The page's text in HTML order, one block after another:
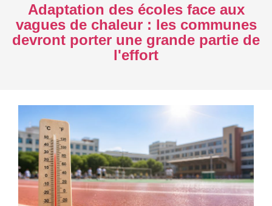
Adaptation des écoles face aux
vagues de chaleur : les communes
devront porter une grande partie de
l'effort